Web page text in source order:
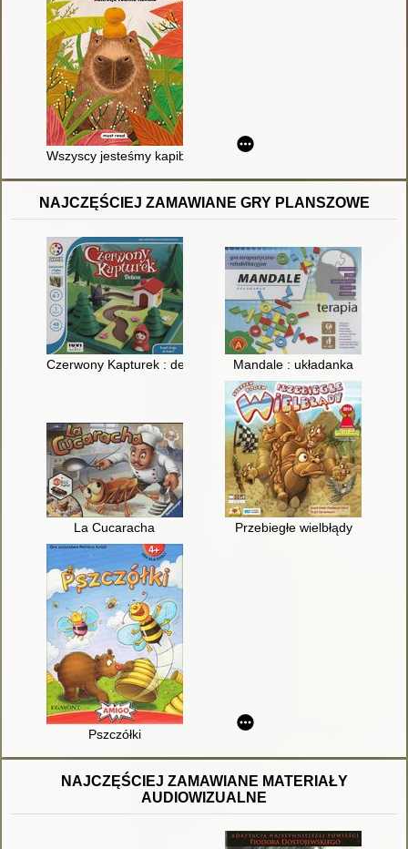
Wszyscy jesteśmy kapibarami
NAJCZĘŚCIEJ ZAMAWIANE GRY PLANSZOWE
Czerwony Kapturek : deluxe Mandale : układanka
La Cucaracha Przebiegłe wielbłądy
Pszczółki
NAJCZĘŚCIEJ ZAMAWIANE MATERIAŁY
AUDIOWIZUALNE